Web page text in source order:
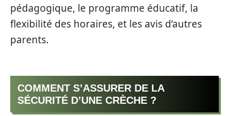
pédagogique, le programme éducatif, la
flexibilité des horaires, et les avis d’autres
parents.
COMMENT S’ASSURER DE LA
SÉCURITÉ D’UNE CRÈCHE ?